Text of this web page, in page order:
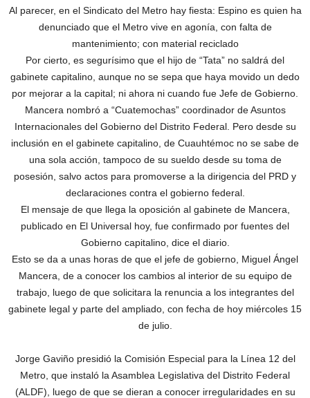
Al parecer, en el Sindicato del Metro hay fiesta: Espino es quien ha
denunciado que el Metro vive en agonía, con falta de
mantenimiento; con material reciclado
Por cierto, es segurísimo que el hijo de “Tata” no saldrá del
gabinete capitalino, aunque no se sepa que haya movido un dedo
por mejorar a la capital; ni ahora ni cuando fue Jefe de Gobierno.
Mancera nombró a “Cuatemochas” coordinador de Asuntos
Internacionales del Gobierno del Distrito Federal. Pero desde su
inclusión en el gabinete capitalino, de Cuauhtémoc no se sabe de
una sola acción, tampoco de su sueldo desde su toma de
posesión, salvo actos para promoverse a la dirigencia del PRD y
declaraciones contra el gobierno federal.
El mensaje de que llega la oposición al gabinete de Mancera,
publicado en El Universal hoy, fue confirmado por fuentes del
Gobierno capitalino, dice el diario.
Esto se da a unas horas de que el jefe de gobierno, Miguel Ángel
Mancera, de a conocer los cambios al interior de su equipo de
trabajo, luego de que solicitara la renuncia a los integrantes del
gabinete legal y parte del ampliado, con fecha de hoy miércoles 15
de julio.
Jorge Gaviño presidió la Comisión Especial para la Línea 12 del
Metro, que instaló la Asamblea Legislativa del Distrito Federal
(ALDF), luego de que se dieran a conocer irregularidades en su